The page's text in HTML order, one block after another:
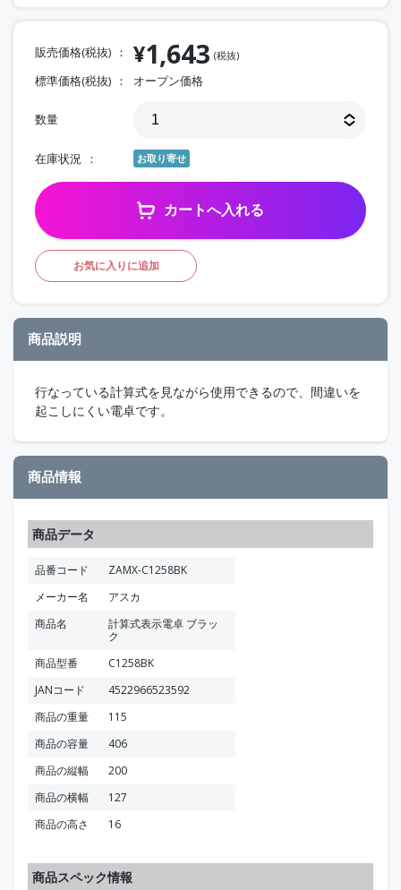
販売価格(税抜) ¥1,643 (税抜)
標準価格(税抜) オープン価格
数量
在庫状況 お取り寄せ
カートへ入れる
お気に入りに追加
商品説明
行なっている計算式を見ながら使用できるので、間違いを
起こしにくい電卓です。
商品情報
商品データ
品番コード
ZAMX-C1258BK
メーカー名
アスカ
商品名
計算式表示電卓 ブラッ
ク
商品型番
C1258BK
JANコード
4522966523592
商品の重量
115
商品の容量
406
商品の縦幅
200
商品の横幅
127
商品の高さ
16
商品スペック情報